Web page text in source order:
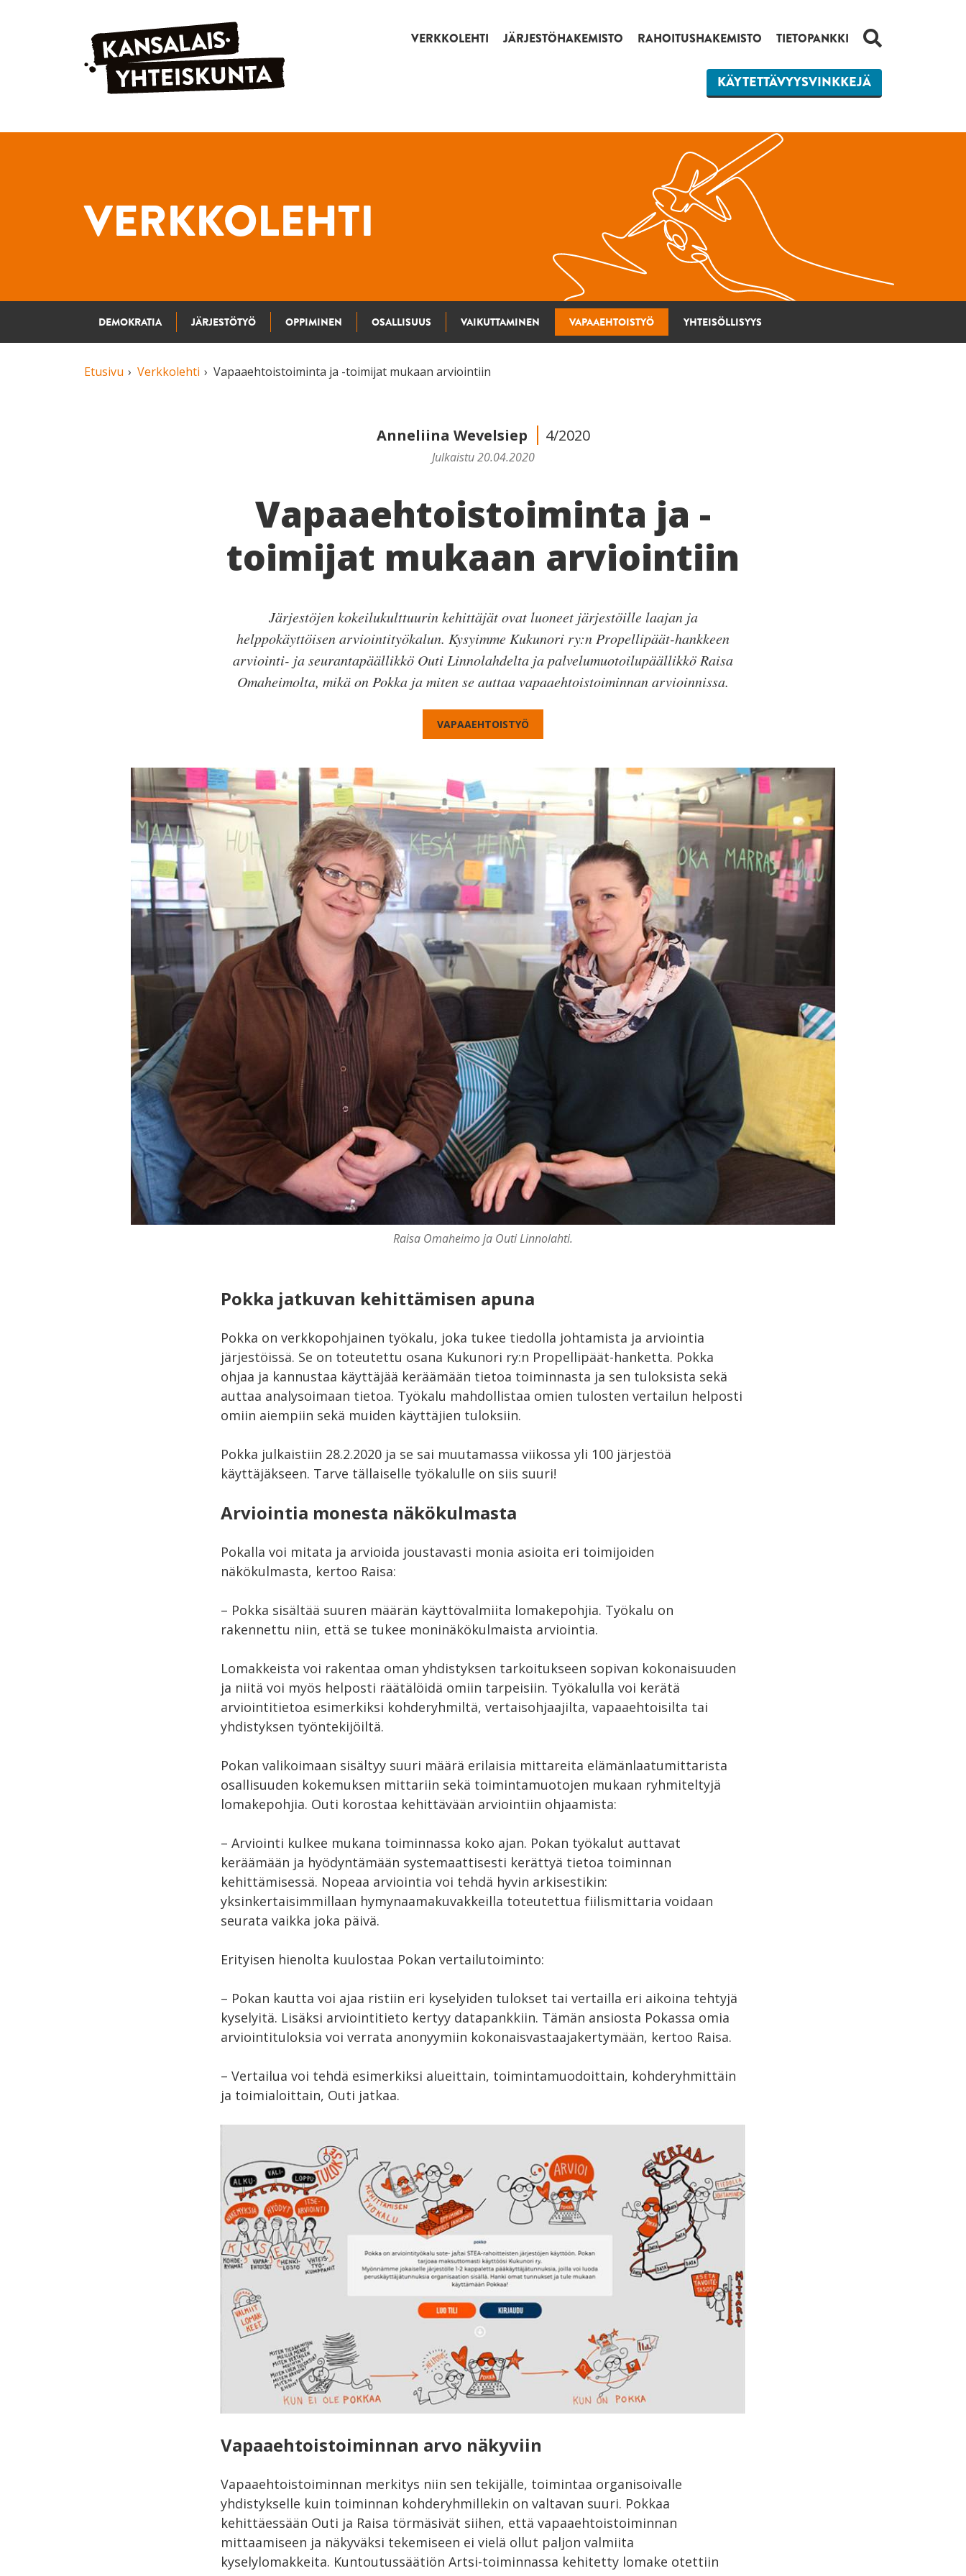
Siirry sisältöön VERKKOLEHTI JÄRJESTÖHAKEMISTO RAHOITUSHAKEMISTO TIETOPANKKI HAKU
KÄYTETTÄVYYSVINKKEJÄ
VERKKOLEHTI
DEMOKRATIA JÄRJESTÖTYÖ OPPIMINEN OSALLISUUS VAIKUTTAMINEN VAPAAEHTOISTYÖ YHTEISÖLLISYYS
Etusivu Verkkolehti Vapaaehtoistoiminta ja -toimijat mukaan arviointiin
Anneliina Wevelsiep 4/2020
Julkaistu 20.04.2020
Vapaaehtoistoiminta ja -
toimijat mukaan arviointiin
Järjestöjen kokeilukulttuurin kehittäjät ovat luoneet järjestöille laajan ja
helppokäyttöisen arviointityökalun. Kysyimme Kukunori ry:n Propellipäät-hankkeen
arviointi- ja seurantapäällikkö Outi Linnolahdelta ja palvelumuotoilupäällikkö Raisa
Omaheimolta, mikä on Pokka ja miten se auttaa vapaaehtoistoiminnan arvioinnissa.
VAPAAEHTOISTYÖ
Raisa Omaheimo ja Outi Linnolahti.
Pokka jatkuvan kehittämisen apuna
Pokka on verkkopohjainen työkalu, joka tukee tiedolla johtamista ja arviointia
järjestöissä. Se on toteutettu osana Kukunori ry:n Propellipäät-hanketta. Pokka
ohjaa ja kannustaa käyttäjää keräämään tietoa toiminnasta ja sen tuloksista sekä
auttaa analysoimaan tietoa. Työkalu mahdollistaa omien tulosten vertailun helposti
omiin aiempiin sekä muiden käyttäjien tuloksiin.
Pokka julkaistiin 28.2.2020 ja se sai muutamassa viikossa yli 100 järjestöä
käyttäjäkseen. Tarve tällaiselle työkalulle on siis suuri!
Arviointia monesta näkökulmasta
Pokalla voi mitata ja arvioida joustavasti monia asioita eri toimijoiden
näkökulmasta, kertoo Raisa:
– Pokka sisältää suuren määrän käyttövalmiita lomakepohjia. Työkalu on
rakennettu niin, että se tukee moninäkökulmaista arviointia.
Lomakkeista voi rakentaa oman yhdistyksen tarkoitukseen sopivan kokonaisuuden
ja niitä voi myös helposti räätälöidä omiin tarpeisiin. Työkalulla voi kerätä
arviointitietoa esimerkiksi kohderyhmiltä, vertaisohjaajilta, vapaaehtoisilta tai
yhdistyksen työntekijöiltä.
Pokan valikoimaan sisältyy suuri määrä erilaisia mittareita elämänlaatumittarista
osallisuuden kokemuksen mittariin sekä toimintamuotojen mukaan ryhmiteltyjä
lomakepohjia. Outi korostaa kehittävään arviointiin ohjaamista:
– Arviointi kulkee mukana toiminnassa koko ajan. Pokan työkalut auttavat
keräämään ja hyödyntämään systemaattisesti kerättyä tietoa toiminnan
kehittämisessä. Nopeaa arviointia voi tehdä hyvin arkisestikin:
yksinkertaisimmillaan hymynaamakuvakkeilla toteutettua fiilismittaria voidaan
seurata vaikka joka päivä.
Erityisen hienolta kuulostaa Pokan vertailutoiminto:
– Pokan kautta voi ajaa ristiin eri kyselyiden tulokset tai vertailla eri aikoina tehtyjä
kyselyitä. Lisäksi arviointitieto kertyy datapankkiin. Tämän ansiosta Pokassa omia
arviointituloksia voi verrata anonyymiin kokonaisvastaajakertymään, kertoo Raisa.
– Vertailua voi tehdä esimerkiksi alueittain, toimintamuodoittain, kohderyhmittäin
ja toimialoittain, Outi jatkaa.
Vapaaehtoistoiminnan arvo näkyviin
Vapaaehtoistoiminnan merkitys niin sen tekijälle, toimintaa organisoivalle
yhdistykselle kuin toiminnan kohderyhmillekin on valtavan suuri. Pokkaa
kehittäessään Outi ja Raisa törmäsivät siihen, että vapaaehtoistoiminnan
mittaamiseen ja näkyväksi tekemiseen ei vielä ollut paljon valmiita
kyselylomakkeita. Kuntoutussäätiön Artsi-toiminnassa kehitetty lomake otettiin